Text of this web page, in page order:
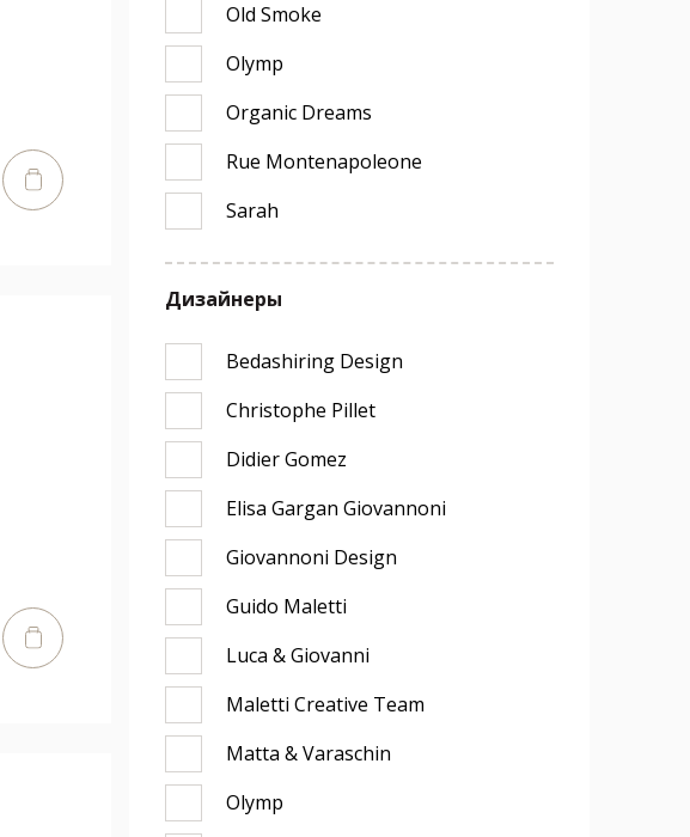
Old Smoke
Olymp
Organic Dreams
Rue Montenapoleone
Sarah
Дизайнеры
Bedashiring Design
Christophe Pillet
Didier Gomez
Elisa Gargan Giovannoni
Giovannoni Design
Guido Maletti
Luca & Giovanni
Maletti Creative Team
Matta & Varaschin
Olymp